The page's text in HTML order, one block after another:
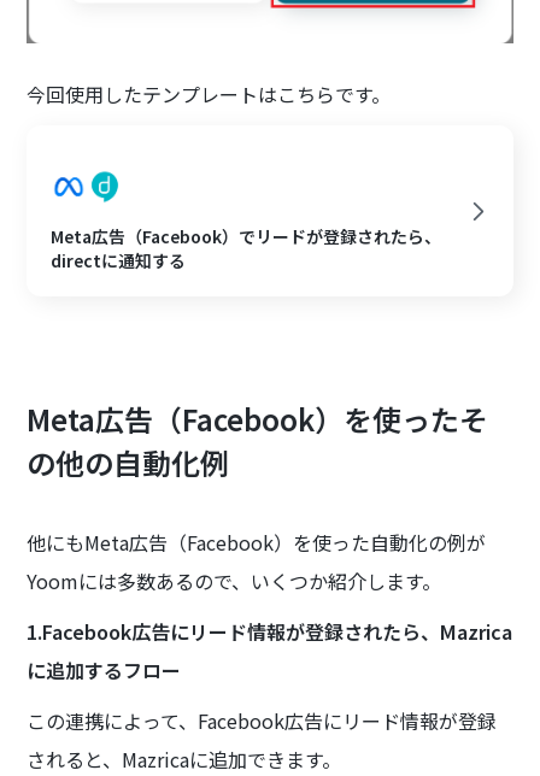
今回使用したテンプレートはこちらです。
Meta広告（Facebook）でリードが登録されたら、
directに通知する
Meta広告（Facebook）を使ったそ
の他の自動化例
他にもMeta広告（Facebook）を使った自動化の例が
Yoomには多数あるので、いくつか紹介します。
1.Facebook広告にリード情報が登録されたら、Mazrica
に追加するフロー
この連携によって、Facebook広告にリード情報が登録
されると、Mazricaに追加できます。